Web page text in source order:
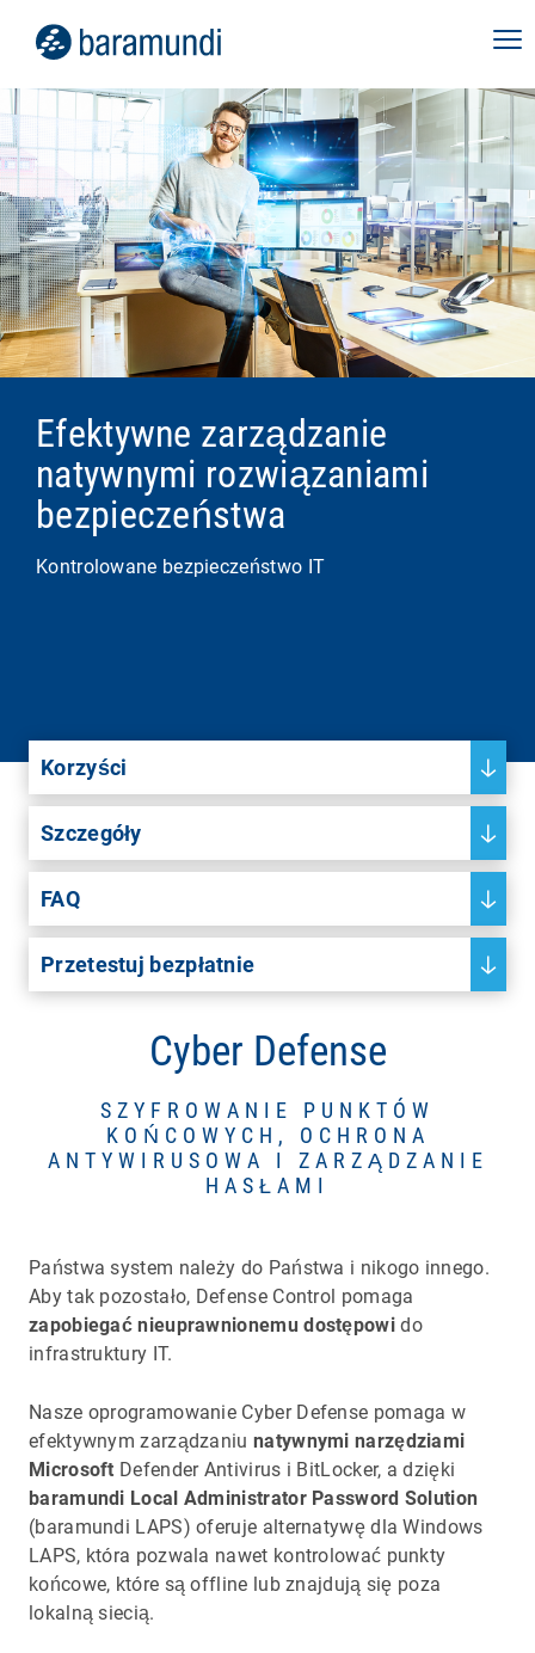
Efektywne zarządzanie
natywnymi rozwiązaniami
bezpieczeństwa
Kontrolowane bezpieczeństwo IT
Korzyści
Szczegóły
FAQ
Przetestuj bezpłatnie
Cyber Defense
SZYFROWANIE PUNKTÓW
KOŃCOWYCH, OCHRONA
ANTYWIRUSOWA I ZARZĄDZANIE
HASŁAMI
Państwa system należy do Państwa i nikogo innego.
Aby tak pozostało, Defense Control pomaga
zapobiegać nieuprawnionemu dostępowido
infrastruktury IT.
Nasze oprogramowanie Cyber Defense pomaga w
efektywnym zarządzaniu natywnymi narzędziami
Microsoft Defender Antivirus i BitLocker, a dzięki
baramundi Local Administrator Password Solution
(baramundi LAPS) oferuje alternatywę dla Windows
LAPS, która pozwala nawet kontrolować punkty
końcowe, które są offline lub znajdują się poza
lokalną siecią.